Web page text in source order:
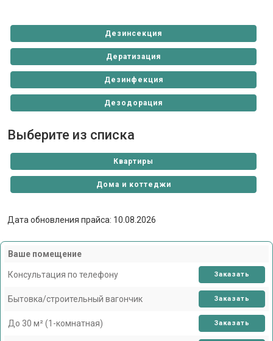
Дезинсекция
Дератизация
Дезинфекция
Дезодорация
Выберите из списка
Квартиры
Дома и коттеджи
Дата обновления прайса: 10.08.2026
Ваше помещение
Консультация по телефону Заказать
Бытовка/строительный вагончик Заказать
До 30 м² (1-комнатная) Заказать